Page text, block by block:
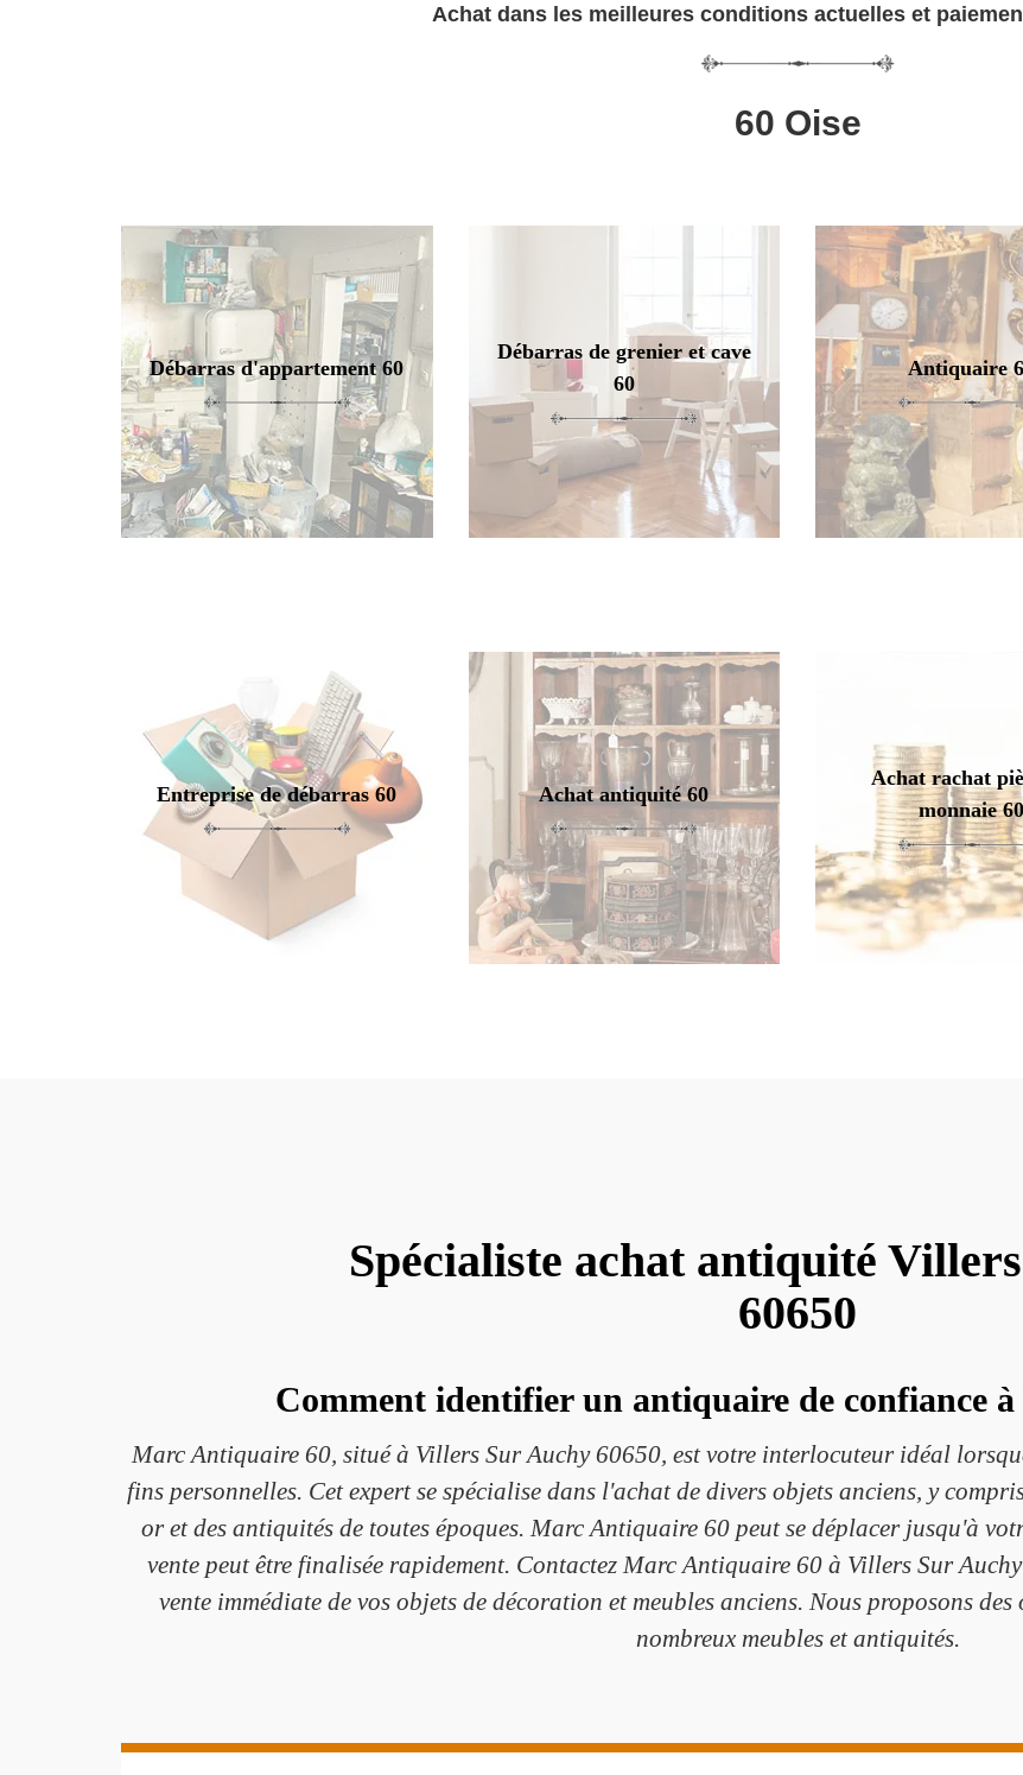
Achat dans les meilleures conditions actuelles et
60 Oise
Débarras d'appartement 60
Débarras de grenier et cave
60
Antiquaire
Entreprise de débarras 60 Achat antiquité 60
Achat rachat
monnaie 60
Spécialiste achat antiquité
60650
Comment identifier un antiquaire de confiance
Marc Antiquaire 60, situé à Villers Sur Auchy 60650, est votre interlocuteur idéal
fins personnelles. Cet expert se spécialise dans l'achat de divers objets anciens, y
or et des antiquités de toutes époques. Marc Antiquaire 60 peut se déplacer jusqu'à
vente peut être finalisée rapidement. Contactez Marc Antiquaire 60 à Villers Sur
vente immédiate de vos objets de décoration et meubles anciens. Nous proposons
nombreux meubles et antiquités.